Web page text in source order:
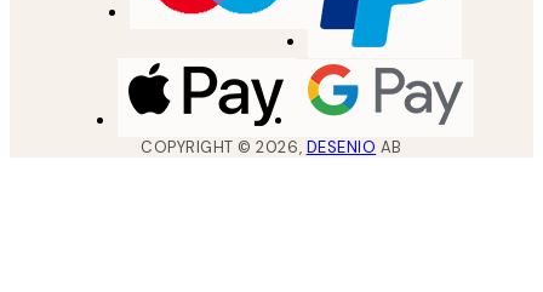
COPYRIGHT ©2026, DESENIO AB